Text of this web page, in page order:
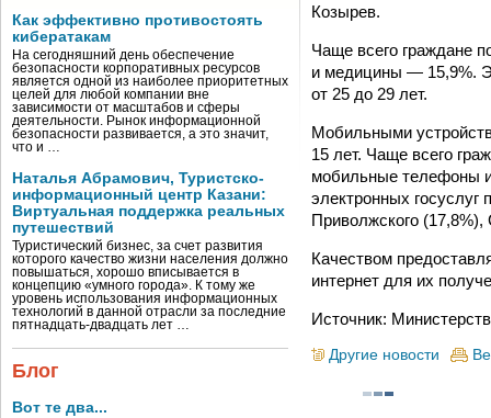
Как эффективно противостоять
кибератакам
На сегодняшний день обеспечение
безопасности корпоративных ресурсов
является одной из наиболее приоритетных
целей для любой компании вне
зависимости от масштабов и сферы
деятельности. Рынок информационной
безопасности развивается, а это значит,
что и …
Наталья Абрамович, Туристско-
информационный центр Казани:
Виртуальная поддержка реальных
путешествий
Туристический бизнес, за счет развития
которого качество жизни населения должно
повышаться, хорошо вписывается в
концепцию «умного города». К тому же
уровень использования информационных
технологий в данной отрасли за последние
пятнадцать-двадцать лет …
Блог
Вот те два...
Козырев.
Чаще всего граждане
и медицины — 15,9%.
от 25 до 29 лет.
Мобильными
15 лет. Чаще всего
мобильные телефоны
электронных госуслуг
Приволжского
Качеством
интернет для их
Источник:
Другие новости